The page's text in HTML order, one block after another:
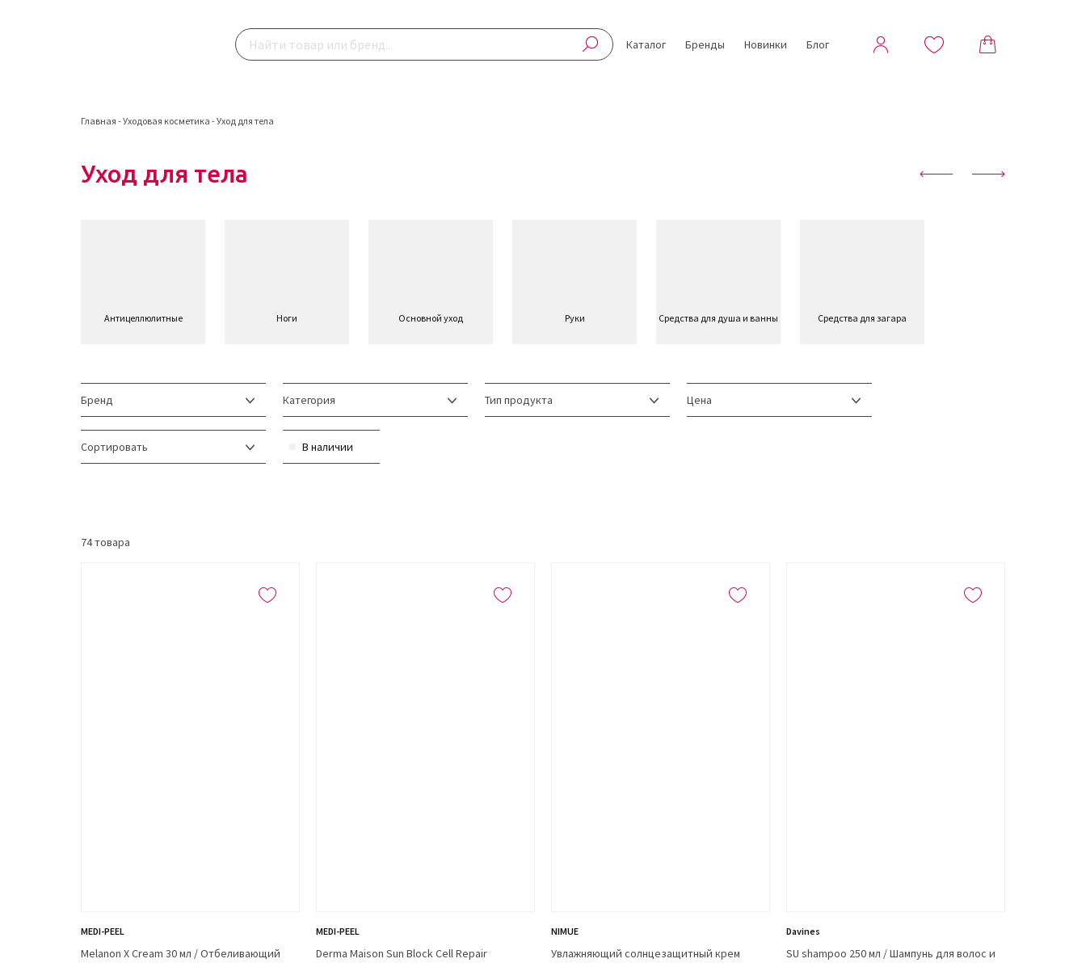
Каталог Бренды Новинки Блог
Главная -Уходовая косметика -Уход для тела
Уход для тела
Антицеллюлитные Ноги Основной уход Руки Средства для душа и ванны Средства для загара
Бренд Категория Тип продукта Цена
Сортировать В наличии
74товара
MEDI-PEEL
Melanon X Cream 30 мл / Отбеливающий
MEDI-PEEL
Derma Maison Sun Block Cell Repair
NIMUE
Увлажняющий солнцезащитный крем
Davines
SU shampoo 250 мл / Шампунь для волос и